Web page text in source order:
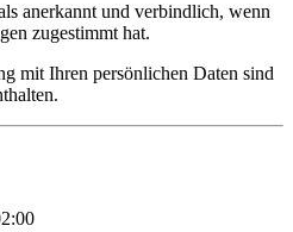
anerkannt und verbindlich, wenn
zugestimmt hat.
mit Ihren persönlichen Daten sind